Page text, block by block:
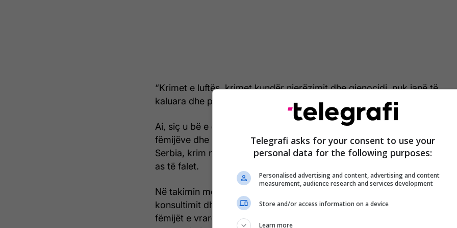
“Krimet e luftës, krimet kundër njerëzimit dhe gjenocidi, nuk janë të
kaluara dhe plagët nga to ende janë të njoma”, tha Kurti.
Ai, siç u bë e ditur në komunikatë, theksoi se veçanërisht vrasjet e
fëmijëve dhe shtatzënave gjatë luftës janë gjenocid i kryer nga
Serbia, krim ndaj brezave të ardhshëm, që nuk mund të harrohet e
as të falet.
Në takimin me studiues e studentë u bisedua për fillimin e fazës së
konsultimit dhe hartimit të dokumentit narrativ mbi memoralin për
fëmijët e vrarë dhe të zhdukur gjatë luftës në Kosovë. U theksua se
Telegrafi asks for your consent to use your
personal data for the following purposes:
Personalised advertising and content, advertising and content
measurement, audience research and services development
Store and/or access information on a device
Learn more